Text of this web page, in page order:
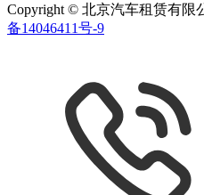
Copyright © 北京汽车租赁有限
备14046411号-9